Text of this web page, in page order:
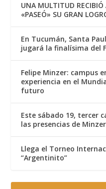
UNA MULTITUD RECIBIÓ
«PASEÓ» SU GRAN
En Tucumán, Santa
jugará la finalísima del
Felipe Minzer: campus
experiencia en el
futuro
Este sábado 19, tercer
las presencias de
Llega el Torneo
“Argentinito”